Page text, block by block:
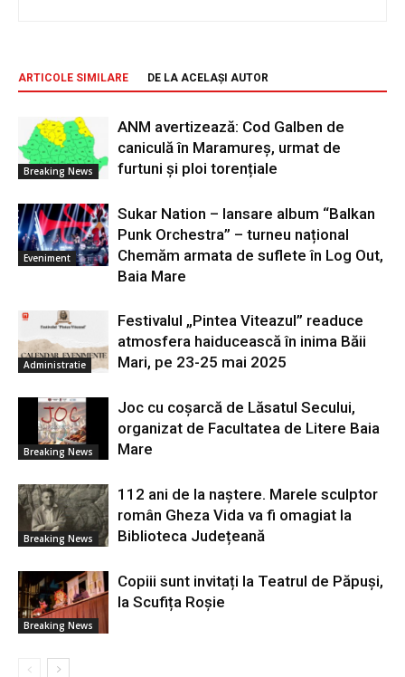
ARTICOLE SIMILARE DE LA ACELAȘI AUTOR
Breaking News
ANM avertizează: Cod Galben de
caniculă în Maramureș, urmat de
furtuni și ploi torențiale
Eveniment
Sukar Nation – lansare album “Balkan
Punk Orchestra” – turneu național
Chemăm armata de suflete în Log Out,
Baia Mare
Administratie
Festivalul „Pintea Viteazul” readuce
atmosfera haiducească în inima Băii
Mari, pe 23-25 mai 2025
Breaking News
Joc cu coșarcă de Lăsatul Secului,
organizat de Facultatea de Litere Baia
Mare
Breaking News
112 ani de la naștere. Marele sculptor
român Gheza Vida va fi omagiat la
Biblioteca Județeană
Breaking News
Copiii sunt invitați la Teatrul de Păpuși,
la Scufița Roșie